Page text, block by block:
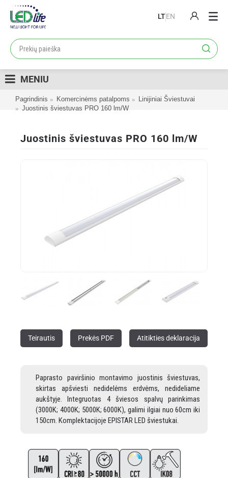
LTEN
PRODUKTAI
LOJALUMO PROGRAMA
KATALOGAI
MENIU
Pagrindinis Komercinėms patalpoms
Linijiniai Šviestuvai
Juostinis šviestuvas PRO 160 lm/W
Juostinis šviestuvas PRO 160 lm/W
Teirautis Prekės PDF Atitikties deklaracija
Paprasto paviršinio montavimo juostinis šviestuvas,
skirtas apšviesti nedidelėms erdvėms, nedideliame
aukštyje. Integruotas 4 šviesos spalvų parinkimas
(3000K; 4000K; 5000K; 6000K), galimi ilgiai nuo 60cm iki
150cm. Komplektacijoje EPISTAR LED šviestukai.